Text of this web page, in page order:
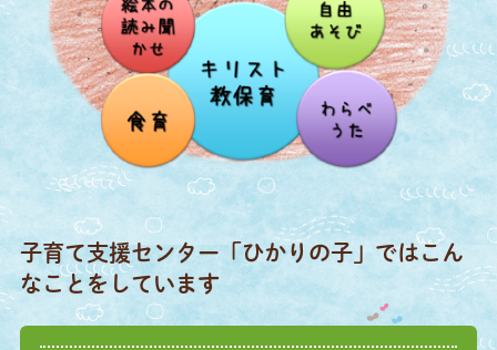
子育て支援センター「ひかりの子」ではこん
なことをしています